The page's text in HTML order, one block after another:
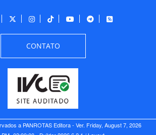
CONTATO
a PANROTAS Editora - Ver. Friday, August 7, 2026